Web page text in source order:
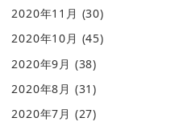
2020年11月 (30)
2020年10月 (45)
2020年9月 (38)
2020年8月 (31)
2020年7月 (27)